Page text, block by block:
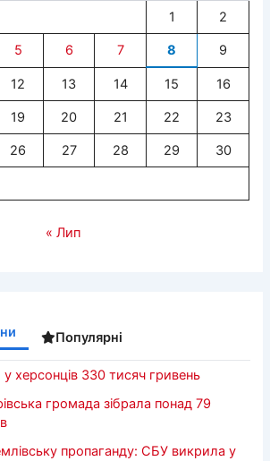
1 2
5 6 7 8 9
12 13 14 15 16
19 20 21 22 23
26 27 28 29 30
« Лип
Популярні
херсонців 330 тисяч гривень
громада зібрала понад 79
пропаганду: СБУ викрила у